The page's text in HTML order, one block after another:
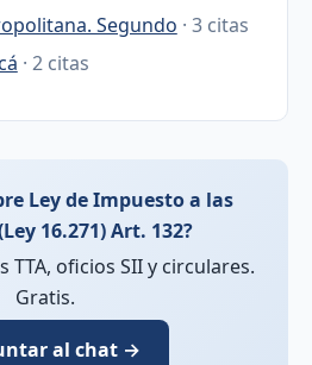
Segundo · 3 citas
· 2 citas
Ley de Impuesto a las
16.271) Art. 132?
TTA, oficios SII y circulares.
Gratis.
al chat →